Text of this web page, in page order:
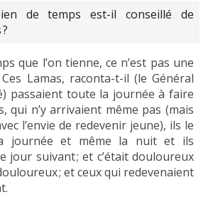
de temps est-il conseillé de
que l’on tienne, ce n’est pas une
Lamas, raconta-t-il (le Général
passaient toute la journée à faire
qui n’y arrivaient même pas (mais
l’envie de redevenir jeune), ils le
journée et même la nuit et ils
jour suivant ; et c’était douloureux
; et ceux qui redevenaient